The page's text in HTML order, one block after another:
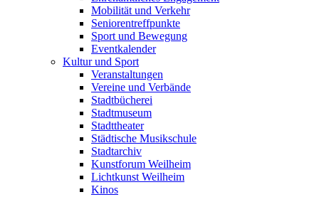
Mobilität und Verkehr
Seniorentreffpunkte
Sport und Bewegung
Eventkalender
Kultur und Sport
Veranstaltungen
Vereine und Verbände
Stadtbücherei
Stadtmuseum
Stadttheater
Städtische Musikschule
Stadtarchiv
Kunstforum Weilheim
Lichtkunst Weilheim
Kinos